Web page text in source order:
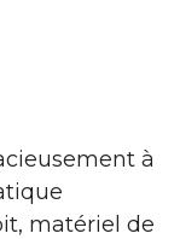
à
matériel de